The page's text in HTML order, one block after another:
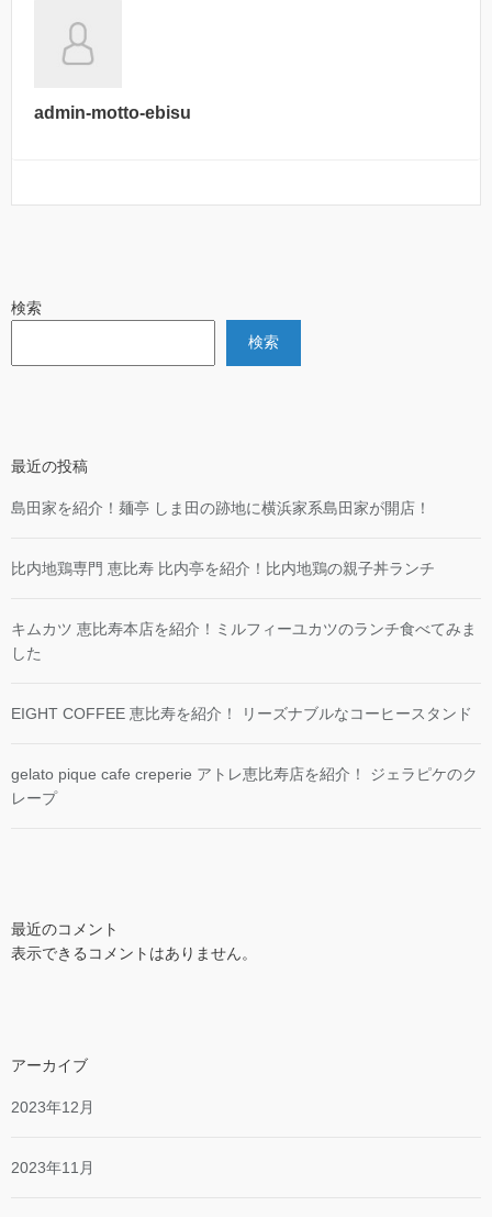
admin-motto-ebisu
検索
検索
最近の投稿
島田家を紹介！麺亭 しま田の跡地に横浜家系島田家が開店！
比内地鶏専門 恵比寿 比内亭を紹介！比内地鶏の親子丼ランチ
キムカツ 恵比寿本店を紹介！ミルフィーユカツのランチ食べてみま
した
EIGHT COFFEE 恵比寿を紹介！ リーズナブルなコーヒースタンド
gelato pique cafe creperie アトレ恵比寿店を紹介！ ジェラピケのク
レープ
最近のコメント
表示できるコメントはありません。
アーカイブ
2023年12月
2023年11月